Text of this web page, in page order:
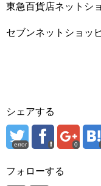
東急百貨店ネットシ
セブンネットショッ
シェアする
error 0
フォローする